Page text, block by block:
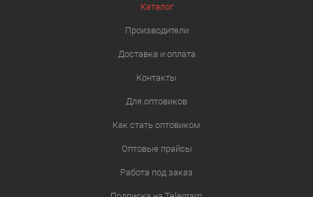
Каталог
Производители
Доставка и оплата
Контакты
Для оптовиков
Как стать оптовиком
Оптовые прайсы
Работа под заказ